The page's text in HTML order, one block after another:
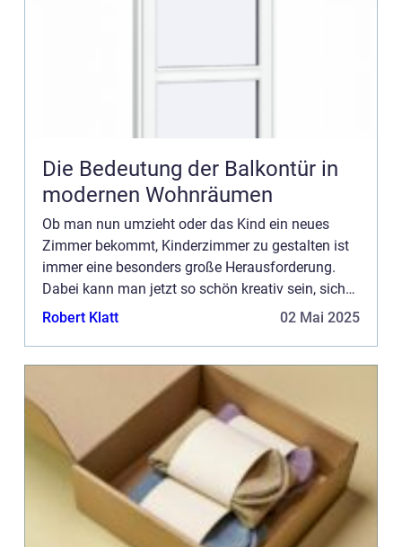
Die Bedeutung der Balkontür in
modernen Wohnräumen
Ob man nun umzieht oder das Kind ein neues
Zimmer bekommt, Kinderzimmer zu gestalten ist
immer eine besonders große Herausforderung.
Dabei kann man jetzt so schön kreativ sein, sich
mit den Kids besondere Dinge ausdenken und ein
Robert Klatt 02 Mai 2025